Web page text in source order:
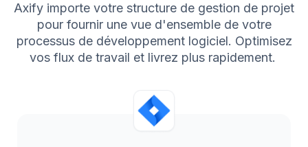
Axify importe votre structure de gestion de projet
pour fournir une vue d'ensemble de votre
processus de développement logiciel. Optimisez
vos flux de travail et livrez plus rapidement.